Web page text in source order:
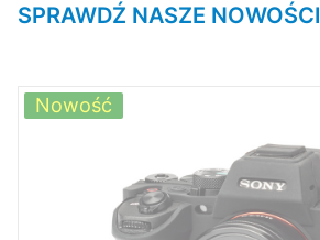
SPRAWDŹ NASZE NOWOŚCI
Nowość